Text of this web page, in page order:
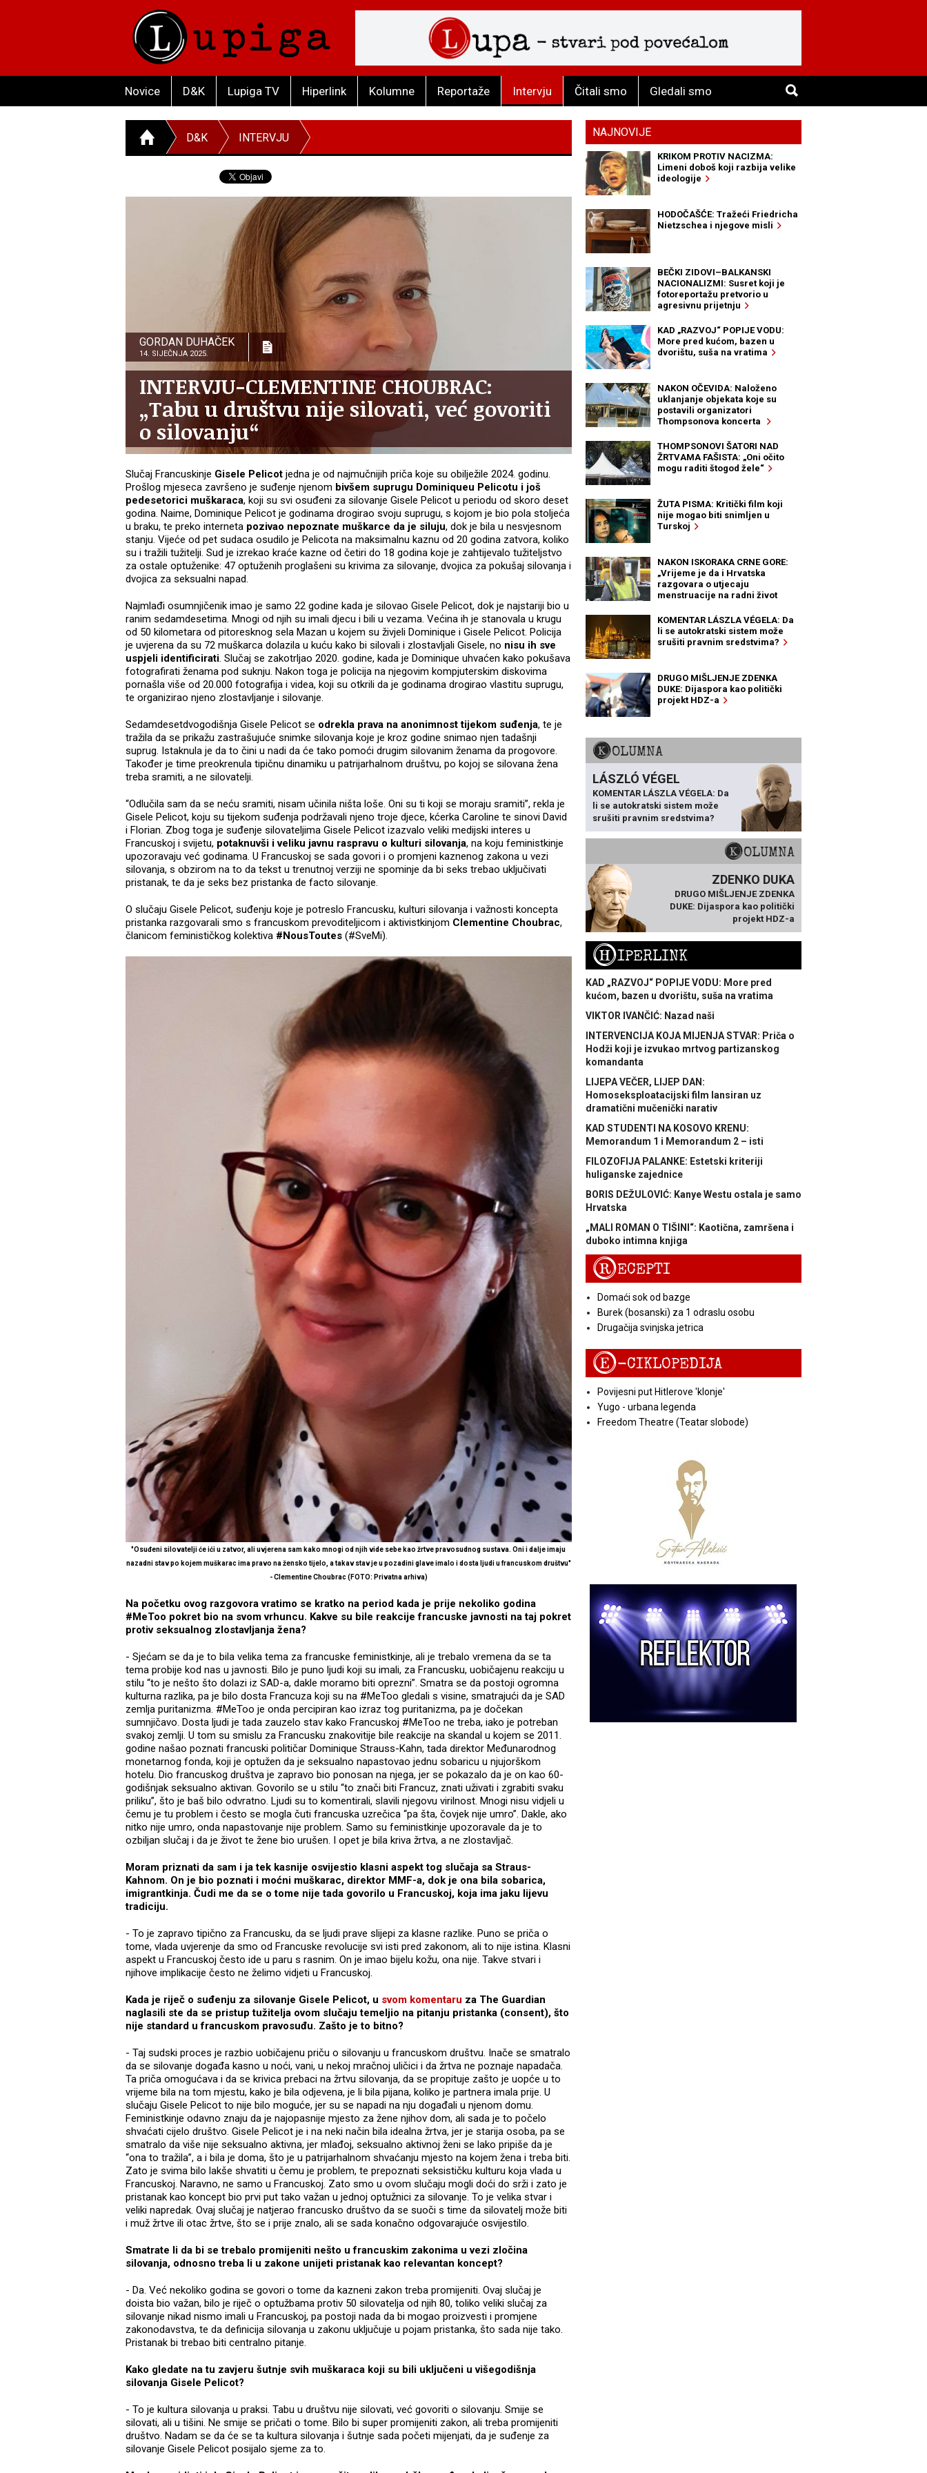
Novice D&K Lupiga TV Hiperlink Kolumne Reportaže Intervju Čitali smo Gledali smo
D&K INTERVJU
GORDAN DUHAČEK
14. SIJEČNJA 2025.
INTERVJU-CLEMENTINE CHOUBRAC:
„Tabu u društvu nije silovati, već govoriti
o silovanju“
Slučaj Francuskinje Gisele Pelicot jedna je od najmučnijih priča koje su obilježile 2024. godinu.
Prošlog mjeseca završeno je suđenje njenom bivšem suprugu Dominiqueu Pelicotu i još
pedesetorici muškaraca, koji su svi osuđeni za silovanje Gisele Pelicot u periodu od skoro deset
godina. Naime, Dominique Pelicot je godinama drogirao svoju suprugu, s kojom je bio pola stoljeća
u braku, te preko interneta pozivao nepoznate muškarce da je siluju, dok je bila u nesvjesnom
stanju. Vijeće od pet sudaca osudilo je Pelicota na maksimalnu kaznu od 20 godina zatvora, koliko
su i tražili tužitelji. Sud je izrekao kraće kazne od četiri do 18 godina koje je zahtijevalo tužiteljstvo
za ostale optuženike: 47 optuženih proglašeni su krivima za silovanje, dvojica za pokušaj silovanja i
dvojica za seksualni napad.
Najmlađi osumnjičenik imao je samo 22 godine kada je silovao Gisele Pelicot, dok je najstariji bio u
ranim sedamdesetima. Mnogi od njih su imali djecu i bili u vezama. Većina ih je stanovala u krugu
od 50 kilometara od pitoresknog sela Mazan u kojem su živjeli Dominique i Gisele Pelicot. Policija
je uvjerena da su 72 muškarca dolazila u kuću kako bi silovali i zlostavljali Gisele, no nisu ih sve
uspjeli identificirati. Slučaj se zakotrljao 2020. godine, kada je Dominique uhvaćen kako pokušava
fotografirati ženama pod suknju. Nakon toga je policija na njegovim kompjuterskim diskovima
pornašla više od 20.000 fotografija i videa, koji su otkrili da je godinama drogirao vlastitu suprugu,
te organizirao njeno zlostavljanje i silovanje.
Sedamdesetdvogodišnja Gisele Pelicot se odrekla prava na anonimnost tijekom suđenja, te je
tražila da se prikažu zastrašujuće snimke silovanja koje je kroz godine snimao njen tadašnji
suprug. Istaknula je da to čini u nadi da će tako pomoći drugim silovanim ženama da progovore.
Također je time preokrenula tipičnu dinamiku u patrijarhalnom društvu, po kojoj se silovana žena
treba sramiti, a ne silovatelji.
“Odlučila sam da se neću sramiti, nisam učinila ništa loše. Oni su ti koji se moraju sramiti”, rekla je
Gisele Pelicot, koju su tijekom suđenja podržavali njeno troje djece, kćerka Caroline te sinovi David
i Florian. Zbog toga je suđenje silovateljima Gisele Pelicot izazvalo veliki medijski interes u
Francuskoj i svijetu, potaknuvši i veliku javnu raspravu o kulturi silovanja, na koju feministkinje
upozoravaju već godinama. U Francuskoj se sada govori i o promjeni kaznenog zakona u vezi
silovanja, s obzirom na to da tekst u trenutnoj verziji ne spominje da bi seks trebao uključivati
pristanak, te da je seks bez pristanka de facto silovanje.
O slučaju Gisele Pelicot, suđenju koje je potreslo Francusku, kulturi silovanja i važnosti koncepta
pristanka razgovarali smo s francuskom prevoditeljicom i aktivistkinjom Clementine Choubrac,
članicom feminističkog kolektiva #NousToutes (#SveMi).
"Osuđeni silovatelji će ići u zatvor, ali uvjerena sam kako mnogi od njih vide sebe kao žrtve pravosudnog sustava. Oni i dalje imaju
nazadni stav po kojem muškarac ima pravo na žensko tijelo, a takav stav je u pozadini glave imalo i dosta ljudi u francuskom društvu"
- Clementine Choubrac (FOTO: Privatna arhiva)
Na početku ovog razgovora vratimo se kratko na period kada je prije nekoliko godina
#MeToo pokret bio na svom vrhuncu. Kakve su bile reakcije francuske javnosti na taj pokret
protiv seksualnog zlostavljanja žena?
- Sjećam se da je to bila velika tema za francuske feministkinje, ali je trebalo vremena da se ta
tema probije kod nas u javnosti. Bilo je puno ljudi koji su imali, za Francusku, uobičajenu reakciju u
stilu “to je nešto što dolazi iz SAD-a, dakle moramo biti oprezni”. Smatra se da postoji ogromna
kulturna razlika, pa je bilo dosta Francuza koji su na #MeToo gledali s visine, smatrajući da je SAD
zemlja puritanizma. #MeToo je onda percipiran kao izraz tog puritanizma, pa je dočekan
sumnjičavo. Dosta ljudi je tada zauzelo stav kako Francuskoj #MeToo ne treba, iako je potreban
svakoj zemlji. U tom su smislu za Francusku znakovitije bile reakcije na skandal u kojem se 2011.
godine našao poznati francuski političar Dominique Strauss-Kahn, tada direktor Međunarodnog
monetarnog fonda, koji je optužen da je seksualno napastovao jednu sobaricu u njujorškom
hotelu. Dio francuskog društva je zapravo bio ponosan na njega, jer se pokazalo da je on kao 60-
godišnjak seksualno aktivan. Govorilo se u stilu “to znači biti Francuz, znati uživati i zgrabiti svaku
priliku”, što je baš bilo odvratno. Ljudi su to komentirali, slavili njegovu virilnost. Mnogi nisu vidjeli u
čemu je tu problem i često se mogla čuti francuska uzrečica “pa šta, čovjek nije umro”. Dakle, ako
nitko nije umro, onda napastovanje nije problem. Samo su feministkinje upozoravale da je to
ozbiljan slučaj i da je život te žene bio urušen. I opet je bila kriva žrtva, a ne zlostavljač.
Moram priznati da sam i ja tek kasnije osvijestio klasni aspekt tog slučaja sa Straus-
Kahnom. On je bio poznati i moćni muškarac, direktor MMF-a, dok je ona bila sobarica,
imigrantkinja. Čudi me da se o tome nije tada govorilo u Francuskoj, koja ima jaku lijevu
tradiciju.
- To je zapravo tipično za Francusku, da se ljudi prave slijepi za klasne razlike. Puno se priča o
tome, vlada uvjerenje da smo od Francuske revolucije svi isti pred zakonom, ali to nije istina. Klasni
aspekt u Francuskoj često ide u paru s rasnim. On je imao bijelu kožu, ona nije. Takve stvari i
njihove implikacije često ne želimo vidjeti u Francuskoj.
Kada je riječ o suđenju za silovanje Gisele Pelicot, u svom komentaru za The Guardian
naglasili ste da se pristup tužitelja ovom slučaju temeljio na pitanju pristanka (consent), što
nije standard u francuskom pravosuđu. Zašto je to bitno?
- Taj sudski proces je razbio uobičajenu priču o silovanju u francuskom društvu. Inače se smatralo
da se silovanje događa kasno u noći, vani, u nekoj mračnoj uličici i da žrtva ne poznaje napadača.
Ta priča omogućava i da se krivica prebaci na žrtvu silovanja, da se propituje zašto je uopće u to
vrijeme bila na tom mjestu, kako je bila odjevena, je li bila pijana, koliko je partnera imala prije. U
slučaju Gisele Pelicot to nije bilo moguće, jer su se napadi na nju događali u njenom domu.
Feministkinje odavno znaju da je najopasnije mjesto za žene njihov dom, ali sada je to počelo
shvaćati cijelo društvo. Gisele Pelicot je i na neki način bila idealna žrtva, jer je starija osoba, pa se
smatralo da više nije seksualno aktivna, jer mlađoj, seksualno aktivnoj ženi se lako pripiše da je
“ona to tražila”, a i bila je doma, što je u patrijarhalnom shvaćanju mjesto na kojem žena i treba biti.
Zato je svima bilo lakše shvatiti u čemu je problem, te prepoznati seksističku kulturu koja vlada u
Francuskoj. Naravno, ne samo u Francuskoj. Zato smo u ovom slučaju mogli doći do srži i zato je
pristanak kao koncept bio prvi put tako važan u jednoj optužnici za silovanje. To je velika stvar i
veliki napredak. Ovaj slučaj je natjerao francusko društvo da se suoči s time da silovatelj može biti
i muž žrtve ili otac žrtve, što se i prije znalo, ali se sada konačno odgovarajuće osvijestilo.
Smatrate li da bi se trebalo promijeniti nešto u francuskim zakonima u vezi zločina
silovanja, odnosno treba li u zakone unijeti pristanak kao relevantan koncept?
- Da. Već nekoliko godina se govori o tome da kazneni zakon treba promijeniti. Ovaj slučaj je
doista bio važan, bilo je riječ o optužbama protiv 50 silovatelja od njih 80, toliko veliki slučaj za
silovanje nikad nismo imali u Francuskoj, pa postoji nada da bi mogao proizvesti i promjene
zakonodavstva, te da definicija silovanja u zakonu uključuje u pojam pristanka, što sada nije tako.
Pristanak bi trebao biti centralno pitanje.
Kako gledate na tu zavjeru šutnje svih muškaraca koji su bili uključeni u višegodišnja
silovanja Gisele Pelicot?
- To je kultura silovanja u praksi. Tabu u društvu nije silovati, već govoriti o silovanju. Smije se
silovati, ali u tišini. Ne smije se pričati o tome. Bilo bi super promijeniti zakon, ali treba promijeniti
društvo. Nadam se da će se ta kultura silovanja i šutnje sada početi mijenjati, da je suđenje za
silovanje Gisele Pelicot posijalo sjeme za to.
NAJNOVIJE
KRIKOM PROTIV NACIZMA:
Limeni doboš koji razbija velike
ideologije
HODOČAŠĆE: Tražeći Friedricha
Nietzschea i njegove misli
BEČKI ZIDOVI–BALKANSKI
NACIONALIZMI: Susret koji je
fotoreportažu pretvorio u
agresivnu prijetnju
KAD „RAZVOJ“ POPIJE VODU:
More pred kućom, bazen u
dvorištu, suša na vratima
NAKON OČEVIDA: Naloženo
uklanjanje objekata koje su
postavili organizatori
Thompsonova koncerta
THOMPSONOVI ŠATORI NAD
ŽRTVAMA FAŠISTA: „Oni očito
mogu raditi štogod žele“
ŽUTA PISMA: Kritički film koji
nije mogao biti snimljen u
Turskoj
NAKON ISKORAKA CRNE GORE:
„Vrijeme je da i Hrvatska
razgovara o utjecaju
menstruacije na radni život
KOMENTAR LÁSZLA VÉGELA: Da
li se autokratski sistem može
srušiti pravnim sredstvima?
DRUGO MIŠLJENJE ZDENKA
DUKE: Dijaspora kao politički
projekt HDZ-a
KOLUMNA
LÁSZLÓ VÉGEL
KOMENTAR LÁSZLA VÉGELA: Da
li se autokratski sistem može
srušiti pravnim sredstvima?
KOLUMNA
ZDENKO DUKA
DRUGO MIŠLJENJE ZDENKA
DUKE: Dijaspora kao politički
projekt HDZ-a
HIPERLINK
KAD „RAZVOJ“ POPIJE VODU: More pred
kućom, bazen u dvorištu, suša na vratima
VIKTOR IVANČIĆ: Nazad naši
INTERVENCIJA KOJA MIJENJA STVAR: Priča o
Hodži koji je izvukao mrtvog partizanskog
komandanta
LIJEPA VEČER, LIJEP DAN:
Homoseksploatacijski film lansiran uz
dramatični mučenički narativ
KAD STUDENTI NA KOSOVO KRENU:
Memorandum 1 i Memorandum 2 – isti
FILOZOFIJA PALANKE: Estetski kriteriji
huliganske zajednice
BORIS DEŽULOVIĆ: Kanye Westu ostala je samo
Hrvatska
„MALI ROMAN O TIŠINI“: Kaotična, zamršena i
duboko intimna knjiga
RECEPTI
Domaći sok od bazge
Burek (bosanski) za 1 odraslu osobu
Drugačija svinjska jetrica
E-CIKLOPEDIJA
Povijesni put Hitlerove 'klonje'
Yugo - urbana legenda
Freedom Theatre (Teatar slobode)